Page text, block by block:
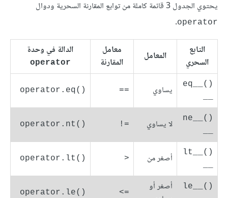
يحتوي الجدول 3 قائمة كاملة من توابع المقارنة السحرية ودوال
operator
.
التابع
السحري
المعامل
معامل
المقارنة
الدالة في وحدة
operator
()__eq
يساوي ==
operator.eq()‎
()__ne
لا يساوي =!
operator.nt()‎
()__lt
أصغر من <
operator.lt()‎
()__le
أصغر أو
=>
operator.le()‎